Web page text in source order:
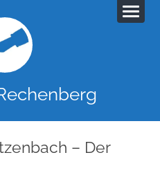
– Der